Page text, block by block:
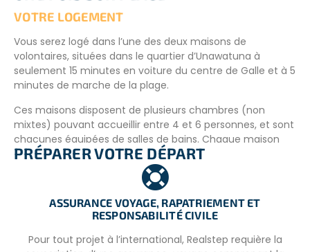
OPTIONS ET ACTIVITÉS ANNEXES
En supplément de votre projet, ceux qui le souhaitent
pourront choisir de réaliser un circuit d’une semaine afin
d’explorer le meilleur de la beauté et de la diversité du Sri
Lanka. De Galle à Sigiriya en passant par Kandy et Ella,
vous partirez à la découverte des régions du sud, du
centre et de l’ouest de cette magnifique île tropicale.
Veuillez nous contacter pour connaitre les dates de
Prix du circuit : 810 euros.
VOTRE LOGEMENT
Vous serez logé dans l’une des deux maisons de
volontaires, situées dans le quartier d’Unawatuna à
seulement 15 minutes en voiture du centre de Galle et à 5
minutes de marche de la plage.
Ces maisons disposent de plusieurs chambres (non
mixtes) pouvant accueillir entre 4 et 6 personnes, et sont
chacunes équipées de salles de bains. Chaque maison
comprend également un espace extérieur, offrant un
endroit paisible pour se détendre, socialiser ou
simplement profiter du climat agréable de la région. De
plus, les repas sont inclus dans le projet.
La répartition des volontaires sera organisée en tenant
compte de la disponibilité de chaque maison.
PRÉPARER VOTRE DÉPART
ASSURANCE VOYAGE, RAPATRIEMENT ET
RESPONSABILITÉ CIVILE
Pour tout projet à l’international, Realstep requière la